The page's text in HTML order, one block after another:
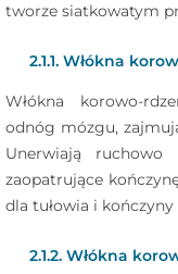
tworze siatkowatym
2.1.1. Włókna
Włókna korowo-
odnóg mózgu,
Unerwiają ruchowo
zaopatrujące
dla tułowia i
2.1.2. Włókna